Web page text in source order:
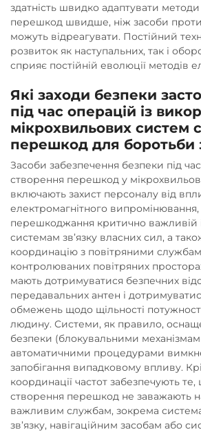
здатність швидко адаптувати
перешкод швидше, ніж засоби
можуть відреагувати. Постійний
розвиток як наступальних, так і
сприяє постійній еволюції методів
Які заходи безпеки
під час операцій із
мікрохвильових систем
перешкод для боротьби
Засоби забезпечення безпеки під
створення перешкод у
включають захист персоналу від
електромагнітного випромінювання,
перешкоджання критично важливій
системам зв’язку власних сил, а
координацію з повітряними
контролюваних повітряних
мають дотримуватися безпечних
передавальних антен і
обмежень щодо щільності
людину. Системи, як правило,
безпеки (блокувальними
автоматичними процедурами
запобігання випадковому впливу.
координації частот забезпечують те,
створення перешкод не заважають
важливим службам, зокрема
зв’язку, навігаційним засобам або